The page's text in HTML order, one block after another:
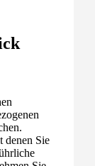
denen Sie